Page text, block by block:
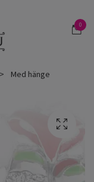
0
Med hänge